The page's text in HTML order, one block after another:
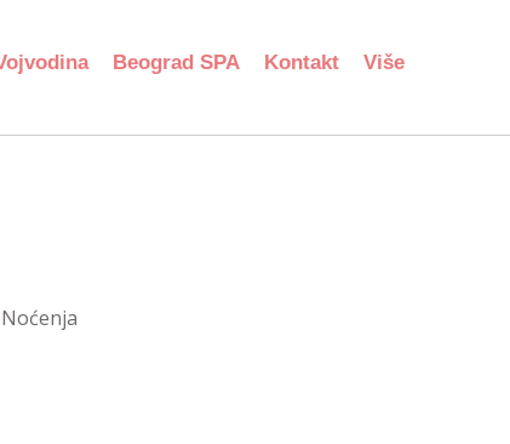
Beograd SPA Kontakt Više